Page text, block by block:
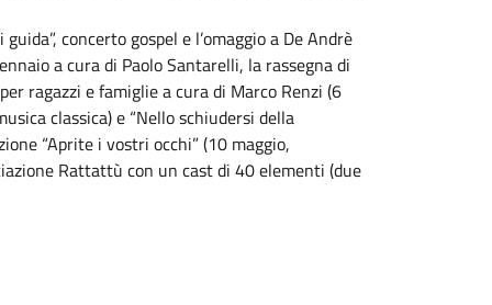
concerto gospel e l’omaggio a De Andrè
a cura di Paolo Santarelli, la rassegna di
ragazzi e famiglie a cura di Marco Renzi (6
classica) e “Nello schiudersi della
“Aprite i vostri occhi” (10 maggio,
Rattattù con un cast di 40 elementi (due